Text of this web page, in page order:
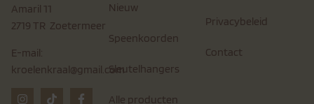
Amaril 11
2719 TR Zoetermeer
E-mail:
kroelenkraal@gmail.com
Nieuw
Speenkoorden
Sleutelhangers
Alle producten
Privacybeleid
Contact